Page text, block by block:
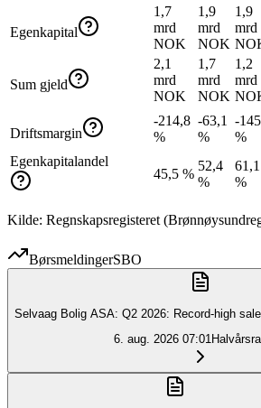
Egenkapital
1,7
mrd
NOK
1,9
mrd
NOK
1,9
mrd
Sum gjeld
2,1
mrd
NOK
1,7
mrd
NOK
1,2
mrd
Driftsmargin
-214,8
%
-63,1
%
-
%
Egenkapitalandel
45,5 %
52,4
%
61,1
%
Kilde: Regnskapsregisteret
BørsmeldingerSBO
Selvaag Bolig ASA: Q2 2026: Record-high
6. aug. 2026 07:01